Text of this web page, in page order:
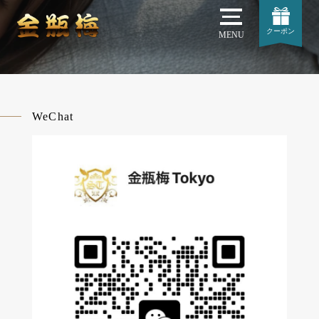
MENU クーポン
WeChat